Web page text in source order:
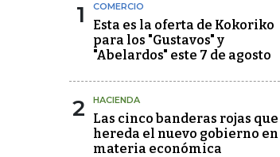
1 COMERCIO
Esta es la oferta de Kokoriko
para los "Gustavos" y
"Abelardos" este 7 de agosto
2 HACIENDA
Las cinco banderas rojas que
hereda el nuevo gobierno en
materia económica